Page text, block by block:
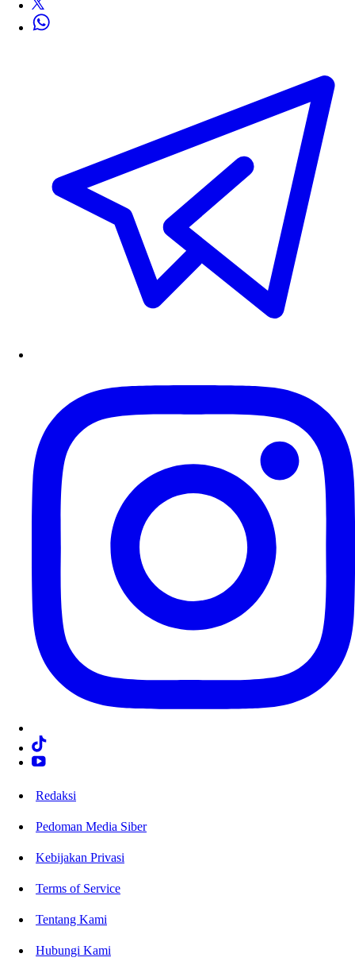
Redaksi
Pedoman Media Siber
Kebijakan Privasi
Terms of Service
Tentang Kami
Hubungi Kami